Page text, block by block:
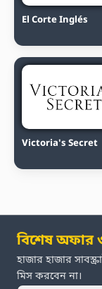
El Corte Inglés
Victoria's Secret
বিশেষ অফার
হাজার হাজার
মিস করবেন না।